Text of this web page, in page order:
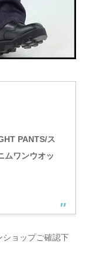
PANTS/ス
ムワンウオッ
ョップご確認下